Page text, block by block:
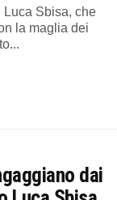
Luca Sbisa, che
la maglia dei
dai